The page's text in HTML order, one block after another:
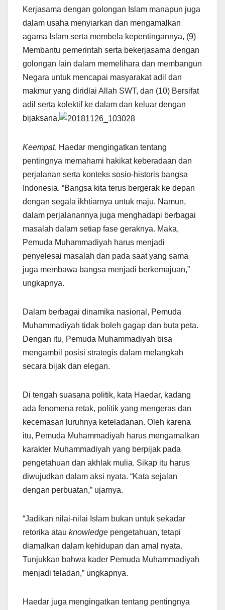
Kerjasama dengan golongan Islam manapun juga
dalam usaha menyiarkan dan mengamalkan
agama Islam serta membela kepentingannya, (9)
Membantu pemerintah serta bekerjasama dengan
golongan lain dalam memelihara dan membangun
Negara untuk mencapai masyarakat adil dan
makmur yang diridlai Allah SWT, dan (10) Bersifat
adil serta kolektif ke dalam dan keluar dengan
bijaksana.
Keempat, Haedar mengingatkan tentang
pentingnya memahami hakikat keberadaan dan
perjalanan serta konteks sosio-historis bangsa
Indonesia. “Bangsa kita terus bergerak ke depan
dengan segala ikhtiarnya untuk maju. Namun,
dalam perjalanannya juga menghadapi berbagai
masalah dalam setiap fase geraknya. Maka,
Pemuda Muhammadiyah harus menjadi
penyelesai masalah dan pada saat yang sama
juga membawa bangsa menjadi berkemajuan,”
ungkapnya.
Dalam berbagai dinamika nasional, Pemuda
Muhammadiyah tidak boleh gagap dan buta peta.
Dengan itu, Pemuda Muhammadiyah bisa
mengambil posisi strategis dalam melangkah
secara bijak dan elegan.
Di tengah suasana politik, kata Haedar, kadang
ada fenomena retak, politik yang mengeras dan
kecemasan luruhnya keteladanan. Oleh karena
itu, Pemuda Muhammadiyah harus mengamalkan
karakter Muhammadiyah yang berpijak pada
pengetahuan dan akhlak mulia. Sikap itu harus
diwujudkan dalam aksi nyata. “Kata sejalan
dengan perbuatan,” ujarnya.
“Jadikan nilai-nilai Islam bukan untuk sekadar
retorika atau knowledge pengetahuan, tetapi
diamalkan dalam kehidupan dan amal nyata.
Tunjukkan bahwa kader Pemuda Muhammadiyah
menjadi teladan,” ungkapnya.
Haedar juga mengingatkan tentang pentingnya